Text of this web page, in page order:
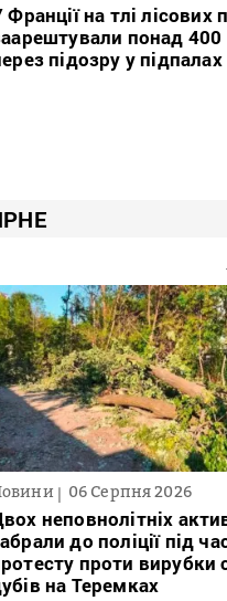
Франції на тлі
понад
підозру у підпалах
06 Серпня 2026
неповнолітніх
до поліції під
проти вирубки
на Теремках